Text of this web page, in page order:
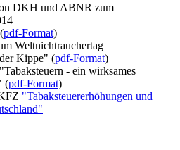
DKH und ABNR zum
(pdf-Format)
Weltnichtrauchertag
Kippe" (pdf-Format)
- ein wirksames
(pdf-Format)
"Tabaksteuererhöhungen und